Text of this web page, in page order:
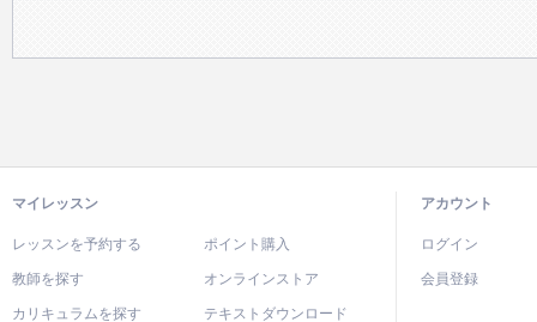
マイレッスン
レッスンを予約する ポイント購入
教師を探す オンラインストア
カリキュラムを探す テキストダウンロード
アカウント
ログイン
会員登録